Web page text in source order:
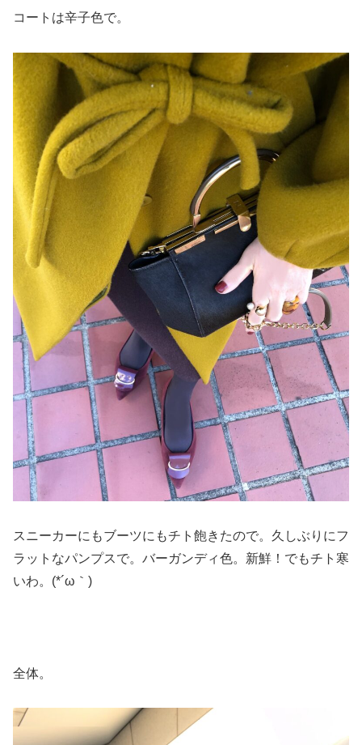
コートは辛子色で。
スニーカーにもブーツにもチト飽きたので。久しぶりにフ
ラットなパンプスで。バーガンディ色。新鮮！でもチト寒
いわ。(*´ω｀)
全体。